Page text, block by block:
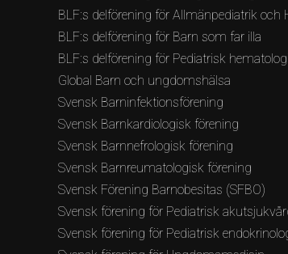
BLF:s delförening för Allmänpediatrik och
BLF:s delförening för Barn som far illa
BLF:s delförening för Pediatrisk
Global Barn och ungdomshälsa
Svensk Barninfektionsförening
Svensk Barnkardiologisk förening
Svensk Barnnefrologisk förening
Svensk Barnreumatologisk förening
Svensk Förening Barnobesitas (SFBO)
Svensk förening för Pediatrisk
Svensk förening för Pediatrisk